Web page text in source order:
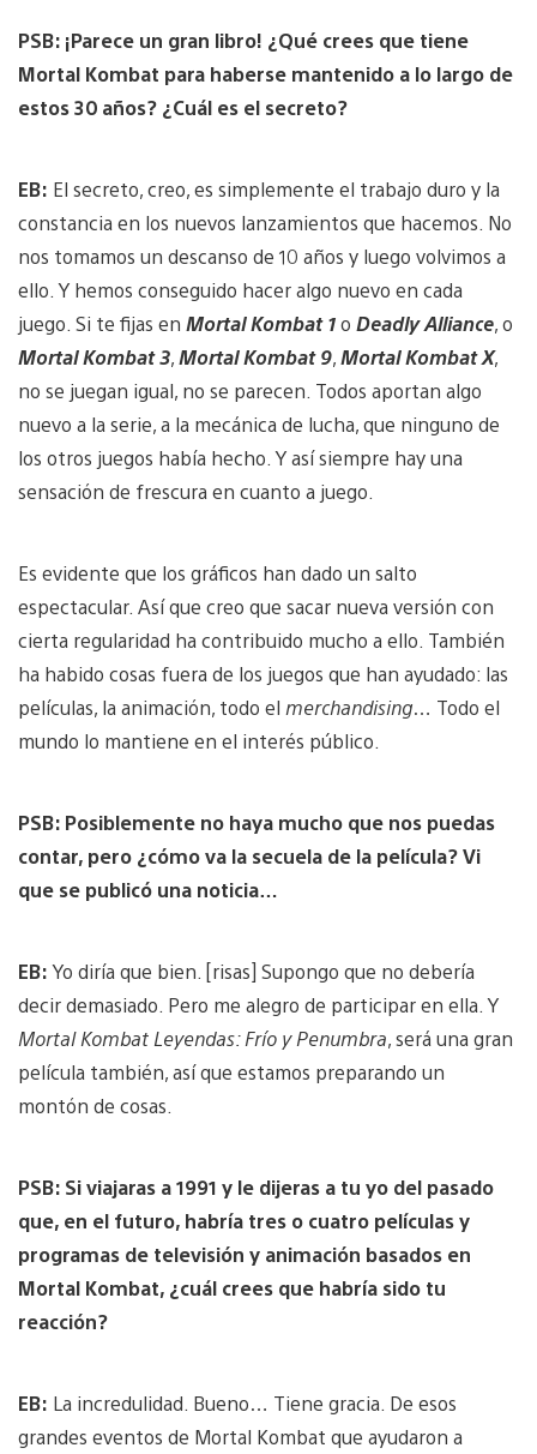
PSB: ¡Parece un gran libro! ¿Qué crees que tiene
Mortal Kombat para haberse mantenido a lo largo de
estos 30 años? ¿Cuál es el secreto?
EB: El secreto, creo, es simplemente el trabajo duro y la
constancia en los nuevos lanzamientos que hacemos. No
nos tomamos un descanso de 10 años y luego volvimos a
ello. Y hemos conseguido hacer algo nuevo en cada
juego. Si te fijas en Mortal Kombat 1o Deadly Alliance, o
Mortal Kombat 3,Mortal Kombat 9,Mortal Kombat X,
no se juegan igual, no se parecen. Todos aportan algo
nuevo a la serie, a la mecánica de lucha, que ninguno de
los otros juegos había hecho. Y así siempre hay una
sensación de frescura en cuanto a juego.
Es evidente que los gráficos han dado un salto
espectacular. Así que creo que sacar nueva versión con
cierta regularidad ha contribuido mucho a ello. También
ha habido cosas fuera de los juegos que han ayudado: las
películas, la animación, todo el merchandising… Todo el
mundo lo mantiene en el interés público.
PSB: Posiblemente no haya mucho que nos puedas
contar, pero ¿cómo va la secuela de la película? Vi
que se publicó una noticia…
EB:Yo diría que bien. [risas] Supongo que no debería
decir demasiado. Pero me alegro de participar en ella. Y
Mortal Kombat Leyendas: Frío y Penumbra, será una gran
película también, así que estamos preparando un
montón de cosas.
PSB: Si viajaras a 1991 y le dijeras a tu yo del pasado
que, en el futuro, habría tres o cuatro películas y
programas de televisión y animación basados en
Mortal Kombat, ¿cuál crees que habría sido tu
reacción?
EB: La incredulidad. Bueno… Tiene gracia. De esos
grandes eventos de Mortal Kombat que ayudaron a